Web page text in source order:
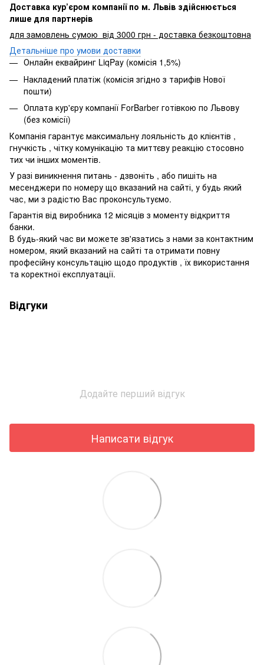
Доставка кур’єром компанії по м. Львів здійснюється
лише для партнерів
для замовлень сумою від 3000 грн - доставка безкоштовна
Детальніше про умови доставки
Онлайн еквайринг LiqPay (комісія 1,5%)
Накладений платіж (комісія згідно з тарифів Нової
пошти)
Оплата кур'єру компанії ForBarber готівкою по Львову
(без комісії)
Компанія гарантує максимальну лояльність до клієнтів ,
гнучкість , чітку комунікацію та миттєву реакцію стосовно
тих чи інших моментів.
У разі виникнення питань - дзвоніть , або пишіть на
месенджери по номеру що вказаний на сайті, у будь який
час, ми з радістю Вас проконсультуємо.
Гарантія від виробника 12 місяців з моменту відкриття
банки.
В будь-який час ви можете зв'язатись з нами за контактним
номером, який вказаний на сайті та отримати повну
професійну консультацію щодо продуктів , їх використання
та коректної експлуатації.
Відгуки
Додайте перший відгук
Написати відгук